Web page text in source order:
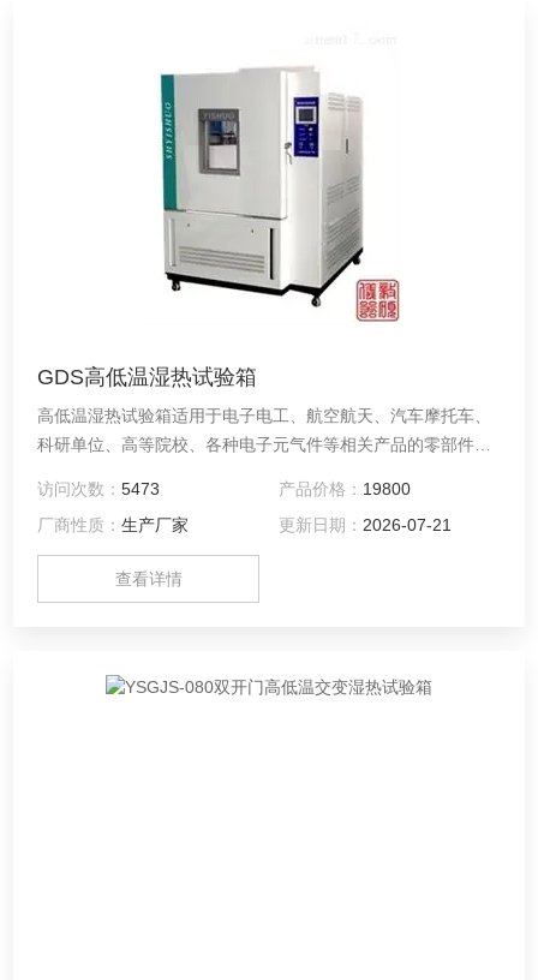
GDS高低温湿热试验箱
高低温湿热试验箱适用于电子电工、航空航天、汽车摩托车、
科研单位、高等院校、各种电子元气件等相关产品的零部件及
试验，检测其各性能指标。
访问次数：5473 产品价格： 19800
厂商性质：生产厂家 更新日期： 2026-07-21
查看详情